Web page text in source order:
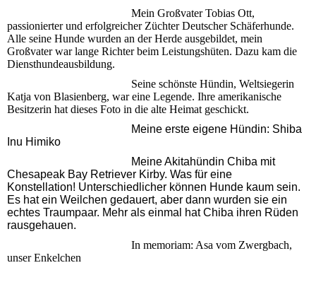
Mein Großvater Tobias Ott,
passionierter und erfolgreicher Züchter Deutscher Schäferhunde.
Alle seine Hunde wurden an der Herde ausgebildet, mein
Großvater war lange Richter beim Leistungshüten. Dazu kam die
Diensthundeausbildung.
Seine schönste Hündin, Weltsiegerin
Katja von Blasienberg, war eine Legende. Ihre amerikanische
Besitzerin hat dieses Foto in die alte Heimat geschickt.
Meine erste eigene Hündin: Shiba
Inu Himiko
Meine Akitahündin Chiba mit
Chesapeak Bay Retriever Kirby. Was für eine
Konstellation! Unterschiedlicher können Hunde kaum sein.
Es hat ein Weilchen gedauert, aber dann wurden sie ein
echtes Traumpaar. Mehr als einmal hat Chiba ihren Rüden
rausgehauen.
In memoriam: Asa vom Zwergbach,
unser Enkelchen